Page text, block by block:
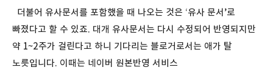
더불어 유사문서를 포함했을 때 나오는 것은 ‘유사 문서’로
빠졌다고 할 수 있죠. 대개 유사문서는 다시 수정되어 반영되지만
약 1~2주가 걸린다고 하니 기다리는 블로거로서는 애가 탈
노릇입니다. 이때는 네이버 원본반영 서비스